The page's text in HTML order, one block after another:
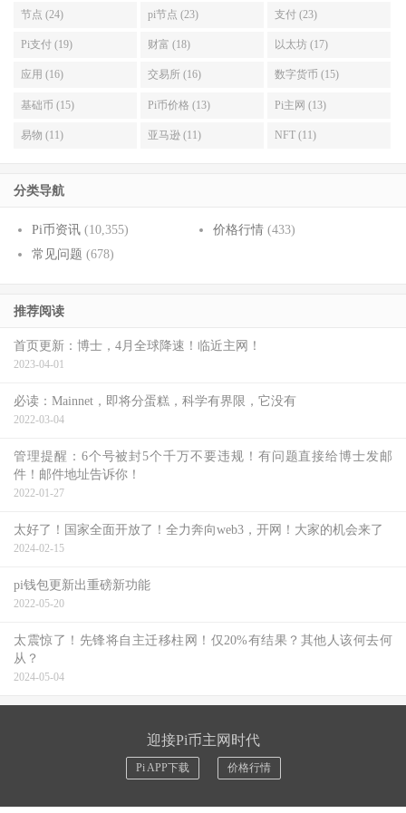
节点 (24) pi节点 (23) 支付 (23)
Pi支付 (19) 财富 (18) 以太坊 (17)
应用 (16) 交易所 (16) 数字货币 (15)
基础币 (15) Pi币价格 (13) Pi主网 (13)
易物 (11) 亚马逊 (11) NFT (11)
分类导航
Pi币资讯 (10,355) 价格行情(433)
常见问题 (678)
推荐阅读
首页更新：博士，4月全球降速！临近主网！
2023-04-01
必读：Mainnet，即将分蛋糕，科学有界限，它没有
2022-03-04
管理提醒：6个号被封5个千万不要违规！有问题直接给博士发邮
件！邮件地址告诉你！
2022-01-27
太好了！国家全面开放了！全力奔向web3，开网！大家的机会来了
2024-02-15
pi钱包更新出重磅新功能
2022-05-20
太震惊了！先锋将自主迁移柱网！仅20%有结果？其他人该何去何
从？
2024-05-04
迎接Pi币主网时代
Pi APP下载 价格行情